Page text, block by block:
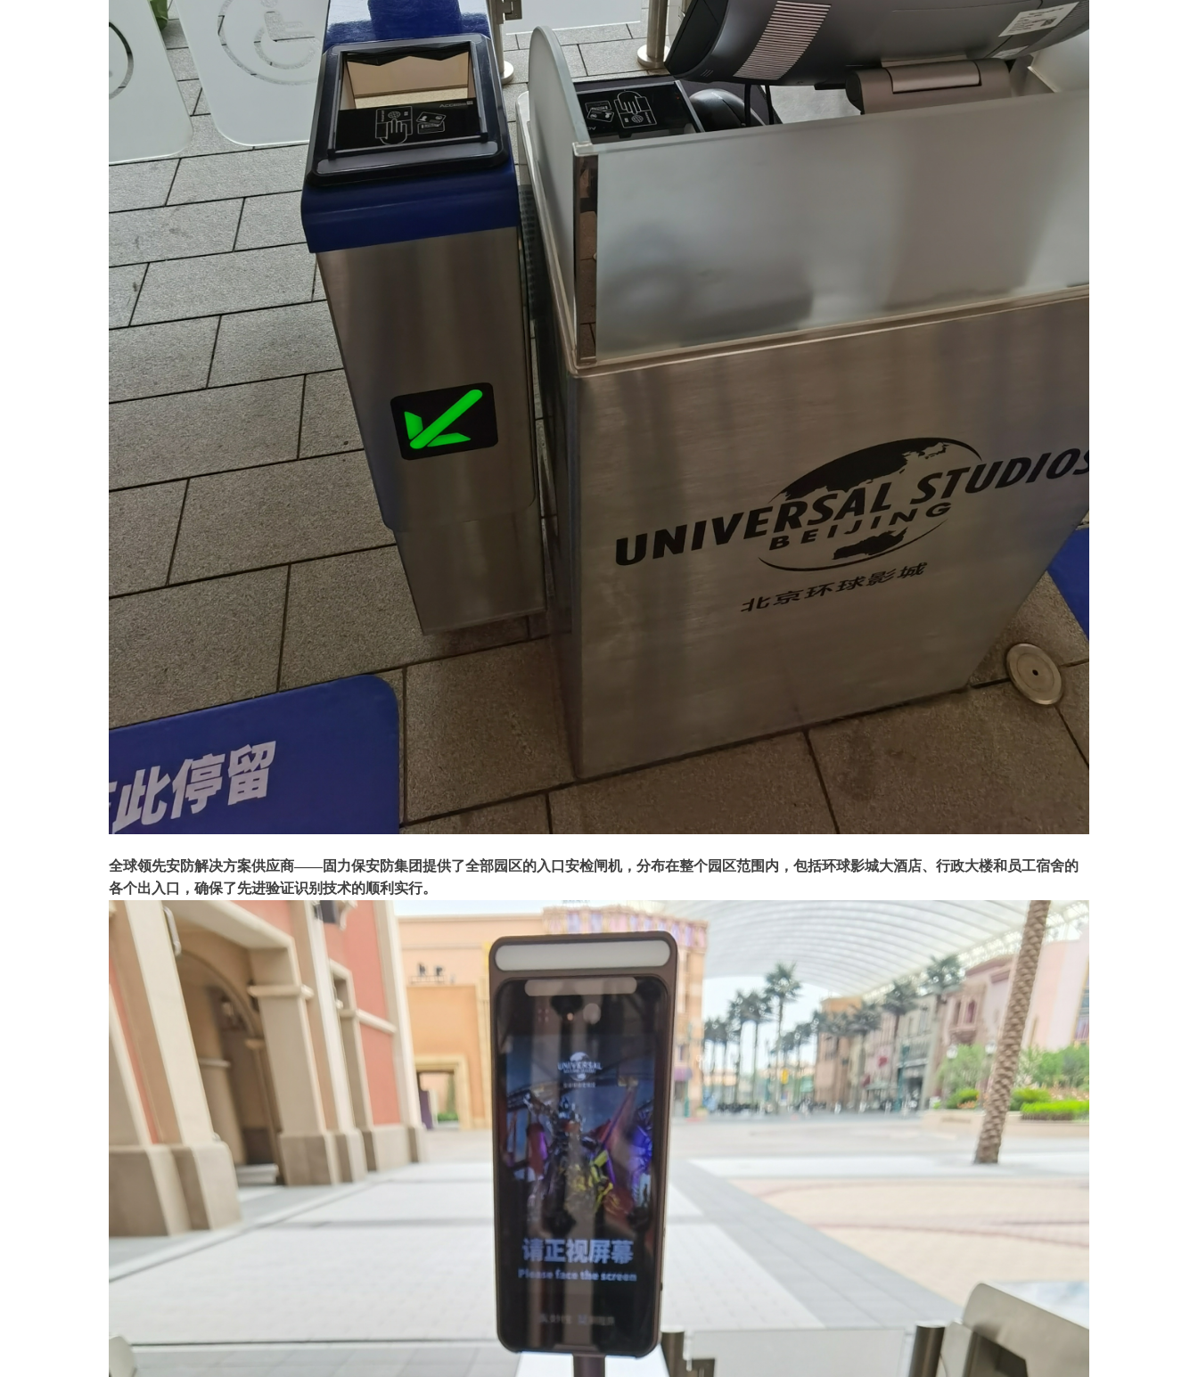
全球领先安防解决方案供应商——固力保安防集团提供了全部园区的入口安检闸机，分布在整个园区范围内，包括环球影城大酒店、行政大楼和员工宿舍的
各个出入口，确保了先进验证识别技术的顺利实行。